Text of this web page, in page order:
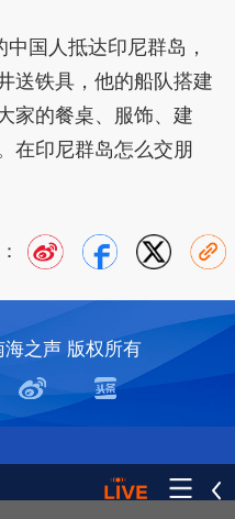
国人抵达印尼群岛，
送铁具，他的船队搭建
家的餐桌、服饰、建
在印尼群岛怎么交朋
之声 版权所有